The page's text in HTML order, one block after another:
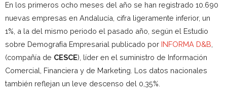
En los primeros ocho meses del año se han registrado 10.690
nuevas empresas en Andalucía, cifra ligeramente inferior, un
1%, a la del mismo periodo el pasado año, según el Estudio
sobre Demografía Empresarial publicado por INFORMA D&B
(compañía de CESCE), líder en el suministro de Información
Comercial, Financiera y de Marketing. Los datos nacionales
también reflejan un leve descenso del 0,35%.